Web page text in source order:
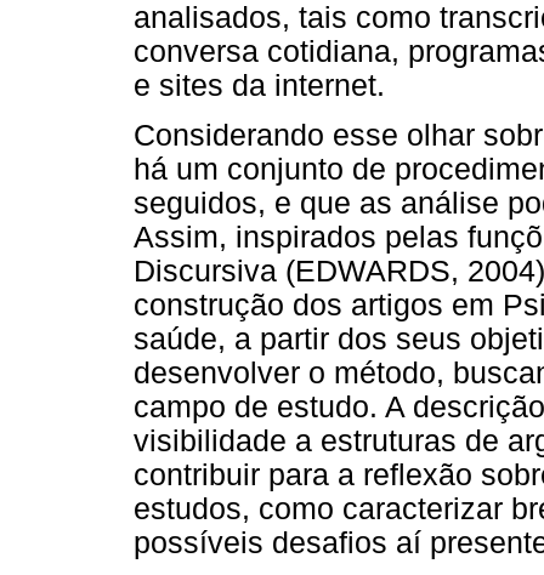
analisados, tais como
conversa cotidiana,
e sites da internet.
Considerando esse olhar
há um conjunto de
seguidos, e que as análise
Assim, inspirados pelas
Discursiva (EDWARDS,
construção dos artigos em
saúde, a partir dos seus
desenvolver o método,
campo de estudo. A
visibilidade a estruturas de
contribuir para a reflexão
estudos, como caracterizar
possíveis desafios aí